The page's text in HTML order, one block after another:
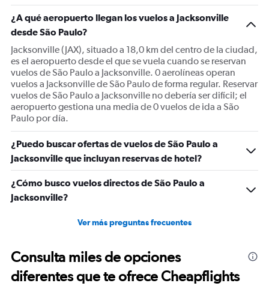
¿A qué aeropuerto llegan los vuelos a Jacksonville
desde São Paulo?
Jacksonville (JAX), situado a 18,0 km del centro de la ciudad,
es el aeropuerto desde el que se vuela cuando se reservan
vuelos de São Paulo a Jacksonville. 0 aerolíneas operan
vuelos a Jacksonville de São Paulo de forma regular. Reservar
vuelos de São Paulo a Jacksonville no debería ser difícil; el
aeropuerto gestiona una media de 0 vuelos de ida a São
Paulo por día.
¿Puedo buscar ofertas de vuelos de São Paulo a
Jacksonville que incluyan reservas de hotel?
¿Cómo busco vuelos directos de São Paulo a
Jacksonville?
Ver más preguntas frecuentes
Consulta miles de opciones
diferentes que te ofrece Cheapflights